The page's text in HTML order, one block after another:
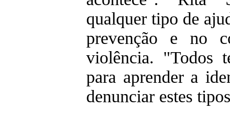
qualquer tipo de
prevenção e no
violência. "Todos
para aprender a
denunciar estes